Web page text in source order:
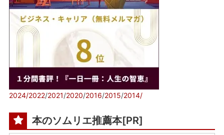
2024/2022/2021/2020/2016/2015/2014/
本のソムリエ推薦本[PR]